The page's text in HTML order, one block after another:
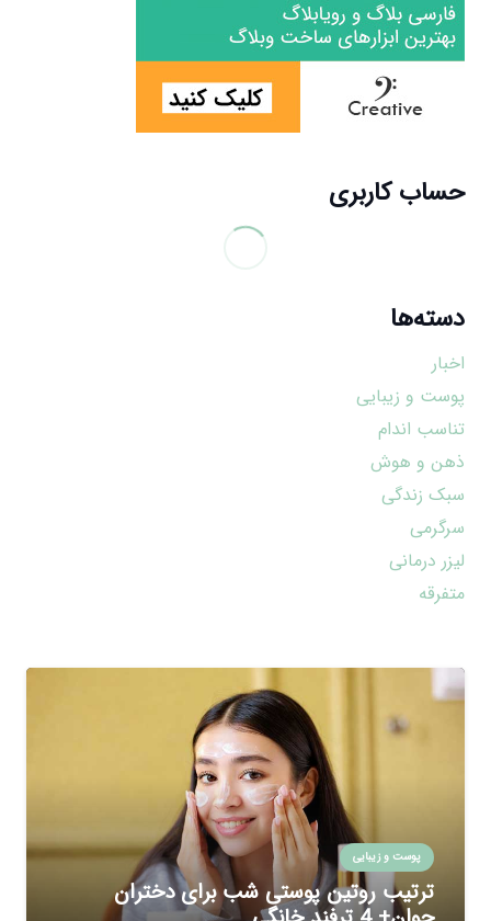
حساب کاربری
دسته‌ها
اخبار
پوست و زیبایی
تناسب اندام
ذهن و هوش
سبک زندگی
سرگرمی
لیزر درمانی
متفرقه
پوست و زیبایی
ترتیب روتین پوستی شب برای دختران